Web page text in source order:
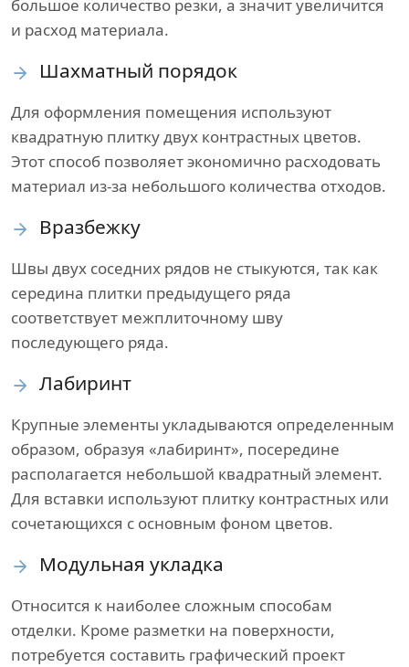
большое количество резки, а значит увеличится
и расход материала.
Шахматный порядок
Для оформления помещения используют
квадратную плитку двух контрастных цветов.
Этот способ позволяет экономично расходовать
материал из-за небольшого количества отходов.
Вразбежку
Швы двух соседних рядов не стыкуются, так как
середина плитки предыдущего ряда
соответствует межплиточному шву
последующего ряда.
Лабиринт
Крупные элементы укладываются определенным
образом, образуя «лабиринт», посередине
располагается небольшой квадратный элемент.
Для вставки используют плитку контрастных или
сочетающихся с основным фоном цветов.
Модульная укладка
Относится к наиболее сложным способам
отделки. Кроме разметки на поверхности,
потребуется составить графический проект